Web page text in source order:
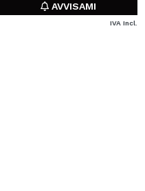
AVVISAMI
IVA Incl.